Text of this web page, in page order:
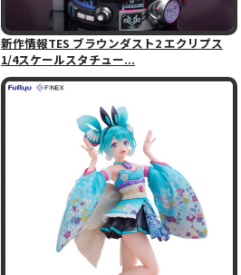
新作情報TES ブラウンダスト2 エクリプス
1/4スケールスタチュー...